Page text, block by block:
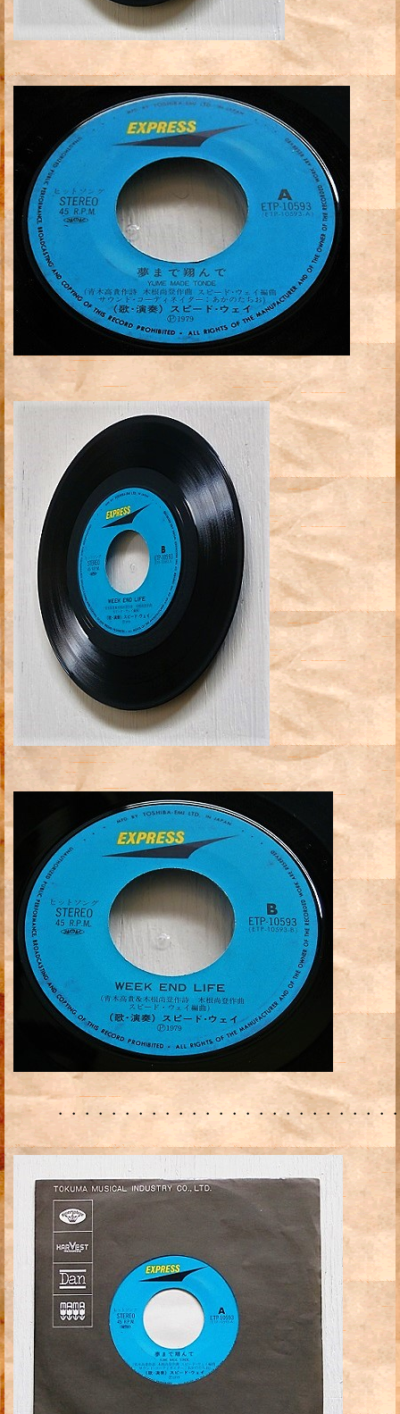
・・・・・・・・・・・・・・・・・・・・・・・・・・